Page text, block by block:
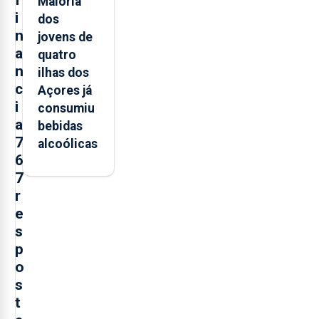
i
n
a
n
c
i
a
7
6
7
r
e
s
p
o
s
t
dos
jovens de
quatro
ilhas dos
Açores já
consumiu
bebidas
alcoólicas